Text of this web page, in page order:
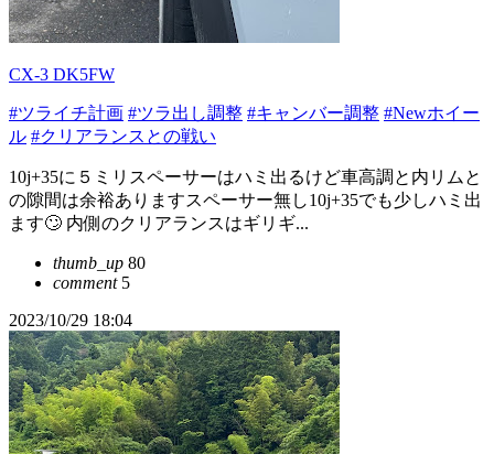
CX-3 DK5FW
#ツライチ計画 #ツラ出し調整 #キャンバー調整 #Newホイー
ル #クリアランスとの戦い
10j+35に５ミリスペーサーはハミ出るけど車高調と内リムと
の隙間は余裕ありますスペーサー無し10j+35でも少しハミ出
ます🙄 内側のクリアランスはギリギ...
thumb_up 80
comment5
2023/10/29 18:04